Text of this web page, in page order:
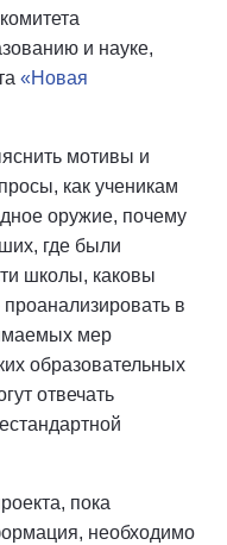
и науке,
«Новая
мотивы и
как ученикам
оружие, почему
где были
школы, каковы
в
мер
образовательных
отвечать
пока
необходимо